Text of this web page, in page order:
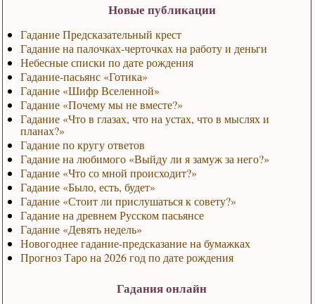
Новые публикации
Гадание Предсказательный крест
Гадание на палочках-черточках на работу и деньги
Небесные списки по дате рождения
Гадание-пасьянс «Готика»
Гадание «Шифр Вселенной»
Гадание «Почему мы не вместе?»
Гадание «Что в глазах, что на устах, что в мыслях и
планах?»
Гадание по кругу ответов
Гадание на любимого «Выйду ли я замуж за него?»
Гадание «Что со мной происходит?»
Гадание «Было, есть, будет»
Гадание «Стоит ли прислушаться к совету?»
Гадание на древнем Русском пасьянсе
Гадание «Девять недель»
Новогоднее гадание-предсказание на бумажках
Прогноз Таро на 2026 год по дате рождения
Гадания онлайн